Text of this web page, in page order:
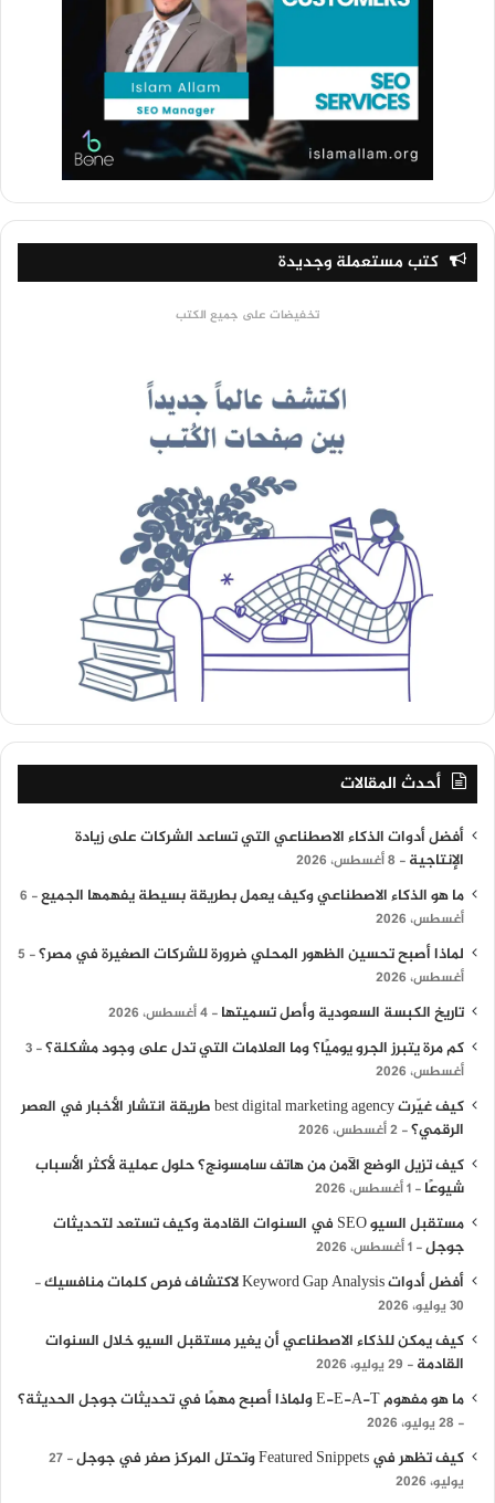
كتب مستعملة وجديدة
تخفيضات على جميع الكتب
أحدث المقالات
أفضل أدوات الذكاء الاصطناعي التي تساعد الشركات على زيادة
الإنتاجية
8 أغسطس، 2026
ما هو الذكاء الاصطناعي وكيف يعمل بطريقة بسيطة يفهمها الجميع
6
أغسطس، 2026
لماذا أصبح تحسين الظهور المحلي ضرورة للشركات الصغيرة في مصر؟
5
أغسطس، 2026
تاريخ الكبسة السعودية وأصل تسميتها 4 أغسطس، 2026
كم مرة يتبرز الجرو يوميًا؟ وما العلامات التي تدل على وجود مشكلة؟ 3
أغسطس، 2026
كيف غيّرت best digital marketing agency طريقة انتشار الأخبار في العصر
الرقمي؟ 2 أغسطس، 2026
كيف تزيل الوضع الآمن من هاتف سامسونج؟ حلول عملية لأكثر الأسباب
شيوعًا
1 أغسطس، 2026
مستقبل السيو SEO في السنوات القادمة وكيف تستعد لتحديثات
جوجل 1 أغسطس، 2026
أفضل أدوات Keyword Gap Analysis لاكتشاف فرص كلمات منافسيك
30 يوليو، 2026
كيف يمكن للذكاء الاصطناعي أن يغير مستقبل السيو خلال السنوات
القادمة
29 يوليو، 2026
ما هو مفهوم E-E-A-T ولماذا أصبح مهمًا في تحديثات جوجل الحديثة؟
28 يوليو، 2026
كيف تظهر في Featured Snippets وتحتل المركز صفر في جوجل
27
يوليو، 2026